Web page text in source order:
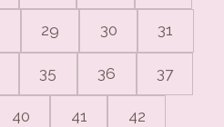
29 30 31
35 36 37
40 41 42